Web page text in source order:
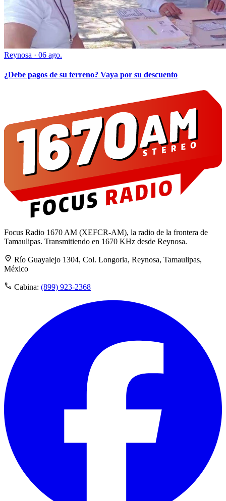
Reynosa · 06 ago.
¿Debe pagos de su terreno? Vaya por su descuento
Focus Radio 1670 AM (XEFCR-AM), la radio de la frontera de
Tamaulipas. Transmitiendo en 1670 KHz desde Reynosa.
Río Guayalejo 1304, Col. Longoria, Reynosa, Tamaulipas,
México
Cabina: (899) 923-2368